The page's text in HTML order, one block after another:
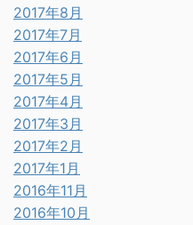
2017年8月
2017年7月
2017年6月
2017年5月
2017年4月
2017年3月
2017年2月
2017年1月
2016年11月
2016年10月